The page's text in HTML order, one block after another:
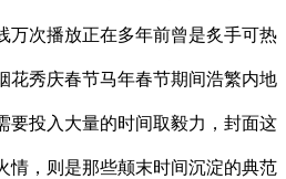
万次播放正在多年前曾是炙手可热
秀庆春节马年春节期间浩繁内地
要投入大量的时间取毅力，封面这
情，则是那些颠末时间沉淀的典范